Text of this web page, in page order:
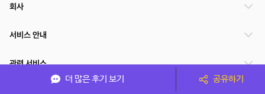
더 많은 후기 보기 공유하기
회사
서비스 안내
관련 서비스